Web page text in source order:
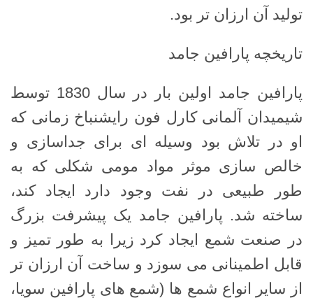
تولید آن ارزان تر بود.
تاریخچه پارافین جامد
پارافین جامد اولین بار در سال 1830 توسط
شیمیدان آلمانی کارل فون رایشنباخ زمانی که
او در تلاش بود وسیله ای برای جداسازی و
خالص سازی موثر مواد مومی شکلی که به
طور طبیعی در نفت وجود دارد ایجاد کند،
ساخته شد. پارافین جامد یک پیشرفت بزرگ
در صنعت شمع ایجاد کرد زیرا به طور تمیز و
قابل اطمینانی می سوزد و ساخت آن ارزان تر
از سایر انواع شمع ها (شمع های پارافین سویا،